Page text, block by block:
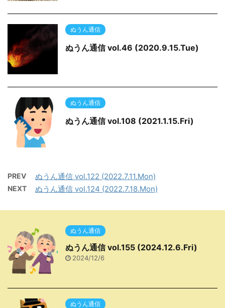
ぬうん通信
ぬうん通信 vol.46 (2020.9.15.Tue)
ぬうん通信
ぬうん通信 vol.108 (2021.1.15.Fri)
PREV ぬうん通信 vol.122 (2022.7.11.Mon)
NEXT ぬうん通信 vol.124 (2022.7.18.Mon)
ぬうん通信
ぬうん通信 vol.155 (2024.12.6.Fri)
2024/12/6
ぬうん通信